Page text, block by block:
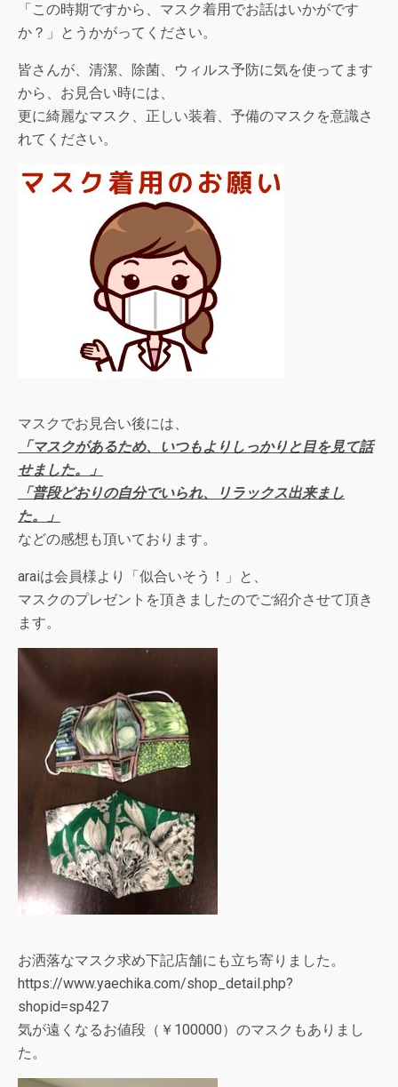
「この時期ですから、マスク着用でお話はいかがです
か？」とうかがってください。
皆さんが、清潔、除菌、ウィルス予防に気を使ってます
から、お見合い時には、
更に綺麗なマスク、正しい装着、予備のマスクを意識さ
れてください。
マスクでお見合い後には、
「マスクがあるため、いつもよりしっかりと目を見て話
せました。」
「普段どおりの自分でいられ、リラックス出来まし
た。」
などの感想も頂いております。
araiは会員様より「似合いそう！」と、
マスクのプレゼントを頂きましたのでご紹介させて頂き
ます。
お洒落なマスク求め下記店舗にも立ち寄りました。
https://www.yaechika.com/shop_detail.php?
shopid=sp427
気が遠くなるお値段（￥100000）のマスクもありまし
た。